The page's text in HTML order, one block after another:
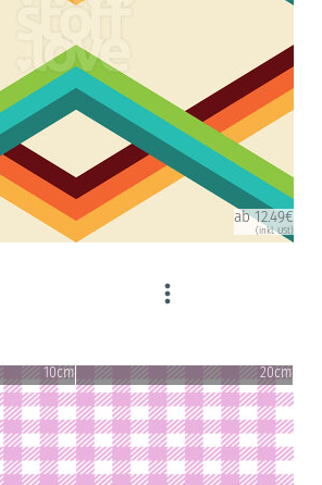
ab 12.49€
(inkl. USt)
10cm 20cm